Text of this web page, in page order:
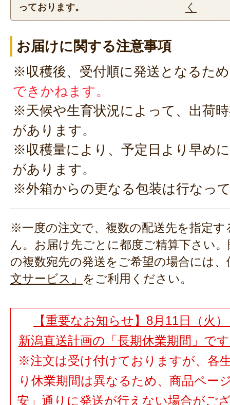
っております。
く
お届けに関する注意事項
※収穫後、受付順に発送となるため
できかねます。
※天候や生育状況によって、出荷
があります。
※収穫量により、予定日より早め
があります。
※外箱からの更なる包装は行なっ
※一度の注文で、複数の配送先を指定
ん。お届け先ごとに都度ご精算下さい
の複数宛先の発送をご希望の場合には、
文サービス」 をご利用ください。
【重要なお知らせ】8月11日（火
新潟直送計画の「長期休業期間」で
※注文は受け付けておりますが、各
り休業期間は異なるため、商品ペー
安」通りに発送が行えない場合がご